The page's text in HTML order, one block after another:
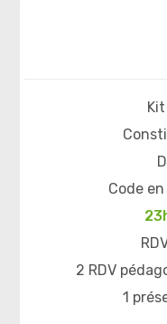
Code
2 RDV
1